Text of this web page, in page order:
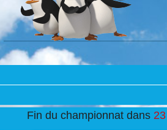
Fin du championnat dans 23